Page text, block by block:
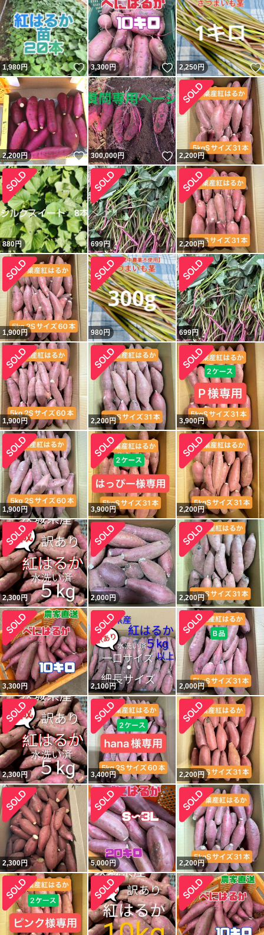
1,980円 いいね！
3,300円 いいね！
2,250円
2,200円 いいね！
300,000円 いいね！
2,200円
880円 699円 2,200円
1,900円 980円 699円
1,900円 2,200円 3,900円
1,900円 3,900円 2,200円
2,300円 2,000円 2,200円
3,300円 2,100円 2,000円
2,300円 3,400円 2,200円
2,300円 5,000円 2,200円